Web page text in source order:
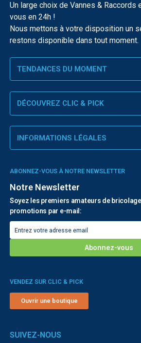
Un large choix de Vannes & Raccords
vous en 24h !
Nous mettons à votre disposition un
restons disponible dans tout moment.
TENDANCES DU MOMENT
DÉCOUVREZ CLIC & PICK
INFORMATIONS LÉGALES
ABONNEZ-VOUS À NOTRE NEWSLETTER
Notre Newsletter
Soyez les premiers amateurs de
promotions par e-mail:
VENDEZ SUR CLIC & PICK
Ouvrir une boutique
SUIVEZ-NOUS